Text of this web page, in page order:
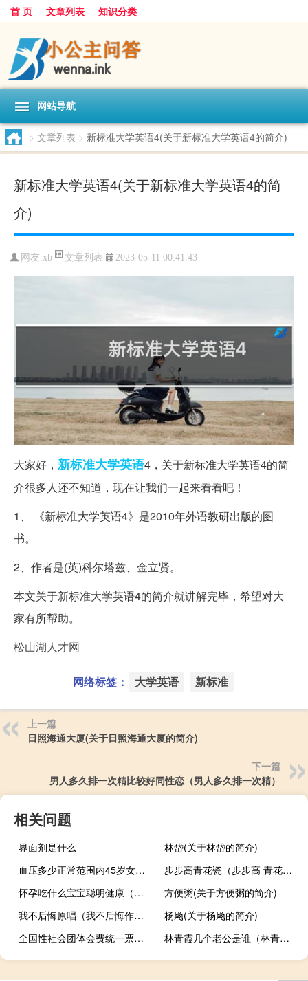
首 页 文章列表 知识分类
网站导航
> 文章列表 > 新标准大学英语4(关于新标准大学英语4的简介)
新标准大学英语4(关于新标准大学英语4的简
介)
网友:xb 文章列表 2023-05-11 00:41:43
大家好， 新标准大学英语4，关于新标准大学英语4的简
介很多人还不知道，现在让我们一起来看看吧！
1、 《新标准大学英语4》是2010年外语教研出版的图
书。
2、作者是(英)科尔塔兹、金立贤。
本文关于新标准大学英语4的简介就讲解完毕，希望对大
家有所帮助。
松山湖人才网
网络标签： 大学英语 新标准
上一篇
日照海通大厦(关于日照海通大厦的简介)
下一篇
男人多久排一次精比较好同性恋（男人多久排一次精）
相关问题
界面剂是什么
林岱(关于林岱的简介)
血压多少正常范围内45岁女（血压多少正常的）
步步高青花瓷（步步高 青花瓷）
怀孕吃什么宝宝聪明健康（怀孕吃什么宝宝聪明）
方便粥(关于方便粥的简介)
我不后悔原唱（我不后悔作曲）
杨飏(关于杨飏的简介)
全国性社会团体会费统一票据真伪查询 全国性
林青霞几个老公是谁（林青霞老公的小三是谁呢）